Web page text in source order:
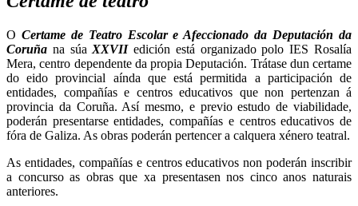
O Certame de Teatro Escolar e Afeccionado da Deputación da
Coruña na súa XXVIIedición está organizado polo IES Rosalía
Mera, centro dependente da propia Deputación. Trátase dun certame
do eido provincial aínda que está permitida a participación de
entidades, compañías e centros educativos que non pertenzan á
provincia da Coruña. Así mesmo, e previo estudo de viabilidade,
poderán presentarse entidades, compañías e centros educativos de
fóra de Galiza. As obras poderán pertencer a calquera xénero teatral.
As entidades, compañías e centros educativos non poderán inscribir
a concurso as obras que xa presentasen nos cinco anos naturais
anteriores.